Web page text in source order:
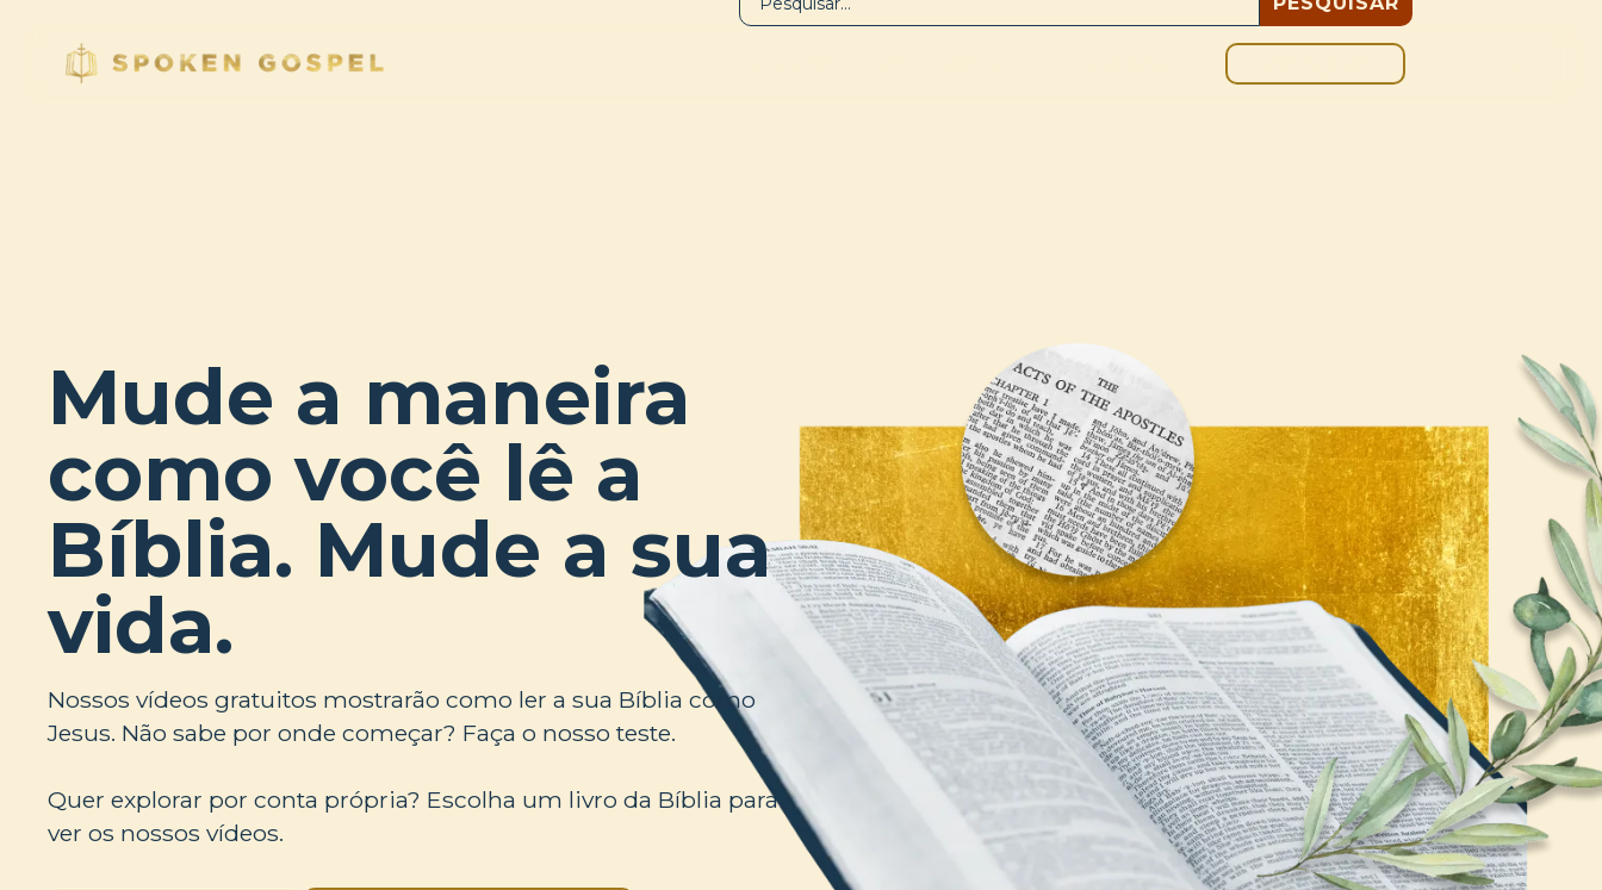
Mude a maneira
como você lê a
Bíblia. Mude a sua
vida.
Nossos vídeos gratuitos mostrarão como ler a sua Bíblia como
Jesus. Não sabe por onde começar? Faça o nosso teste.
Quer explorar por conta própria? Escolha um livro da Bíblia para
ver os nossos vídeos.